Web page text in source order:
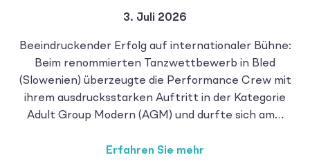
3. Juli 2026
Beeindruckender Erfolg auf internationaler Bühne:
Beim renommierten Tanzwettbewerb in Bled
(Slowenien) überzeugte die Performance Crew mit
ihrem ausdrucksstarken Auftritt in der Kategorie
Adult Group Modern (AGM) und durfte sich am…
Erfahren Sie mehr